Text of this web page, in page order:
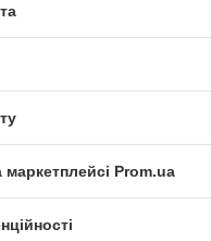
Prom.ua